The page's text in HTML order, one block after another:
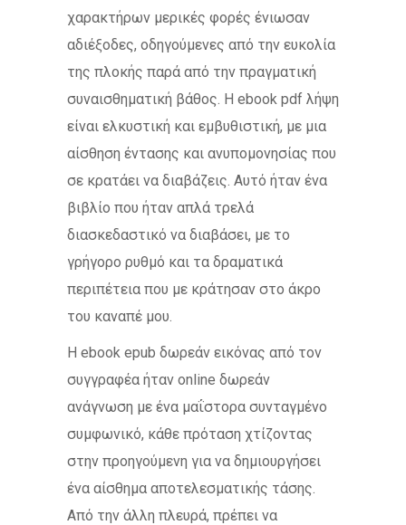
χαρακτήρων μερικές φορές ένιωσαν
αδιέξοδες, οδηγούμενες από την ευκολία
της πλοκής παρά από την πραγματική
συναισθηματική βάθος. Η ebook pdf λήψη
είναι ελκυστική και εμβυθιστική, με μια
αίσθηση έντασης και ανυπομονησίας που
σε κρατάει να διαβάζεις. Αυτό ήταν ένα
βιβλίο που ήταν απλά τρελά
διασκεδαστικό να διαβάσει, με το
γρήγορο ρυθμό και τα δραματικά
περιπέτεια που με κράτησαν στο άκρο
του καναπέ μου.
Η ebook epub δωρεάν εικόνας από τον
συγγραφέα ήταν online δωρεάν
ανάγνωση με ένα μαΐστορα συνταγμένο
συμφωνικό, κάθε πρόταση χτίζοντας
στην προηγούμενη για να δημιουργήσει
ένα αίσθημα αποτελεσματικής τάσης.
Από την άλλη πλευρά, πρέπει να